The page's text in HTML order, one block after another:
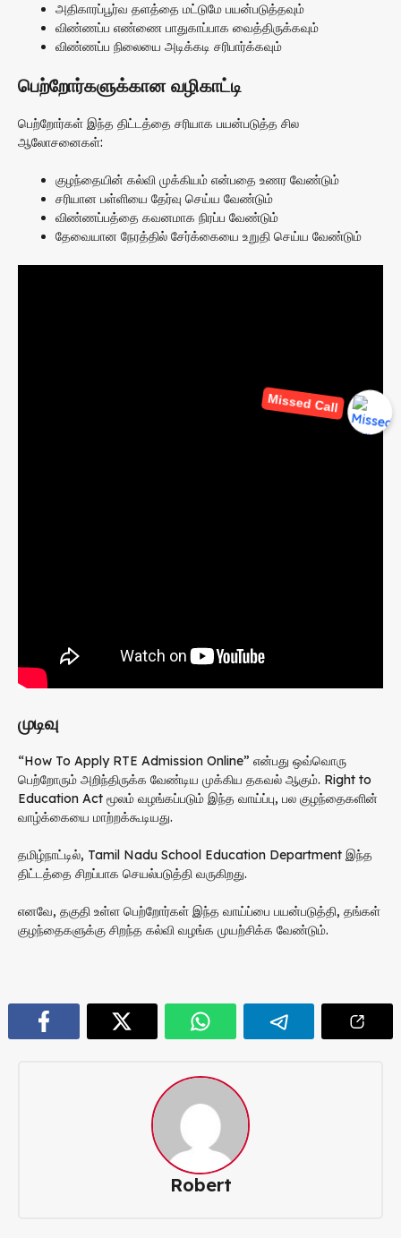
Missed Call
அதிகாரப்பூர்வ தளத்தை மட்டுமே பயன்படுத்தவும்
விண்ணப்ப எண்ணை பாதுகாப்பாக வைத்திருக்கவும்
விண்ணப்ப நிலையை அடிக்கடி சரிபார்க்கவும்
பெற்றோர்களுக்கான வழிகாட்டி
பெற்றோர்கள் இந்த திட்டத்தை சரியாக பயன்படுத்த சில
ஆலோசனைகள்:
குழந்தையின் கல்வி முக்கியம் என்பதை உணர வேண்டும்
சரியான பள்ளியை தேர்வு செய்ய வேண்டும்
விண்ணப்பத்தை கவனமாக நிரப்ப வேண்டும்
தேவையான நேரத்தில் சேர்க்கையை உறுதி செய்ய வேண்டும்
முடிவு
“How To Apply RTE Admission Online” என்பது ஒவ்வொரு
பெற்றோரும் அறிந்திருக்க வேண்டிய முக்கிய தகவல் ஆகும். Right to
Education Act மூலம் வழங்கப்படும் இந்த வாய்ப்பு, பல குழந்தைகளின்
வாழ்க்கையை மாற்றக்கூடியது.
தமிழ்நாட்டில், Tamil Nadu School Education Department இந்த
திட்டத்தை சிறப்பாக செயல்படுத்தி வருகிறது.
எனவே, தகுதி உள்ள பெற்றோர்கள் இந்த வாய்ப்பை பயன்படுத்தி, தங்கள்
குழந்தைகளுக்கு சிறந்த கல்வி வழங்க முயற்சிக்க வேண்டும்.
Robert